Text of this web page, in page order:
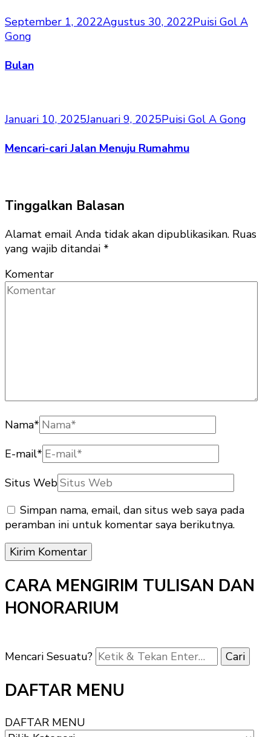
September 1, 2022Agustus 30, 2022Puisi Gol A
Gong
Bulan
Januari 10, 2025Januari 9, 2025Puisi Gol A Gong
Mencari-cari Jalan Menuju Rumahmu
Tinggalkan Balasan
Alamat email Anda tidak akan dipublikasikan. Ruas
yang wajib ditandai *
Komentar
Nama*
E-mail*
Situs Web
Simpan nama, email, dan situs web saya pada
peramban ini untuk komentar saya berikutnya.
CARA MENGIRIM TULISAN DAN
HONORARIUM
Mencari Sesuatu?
DAFTAR MENU
DAFTAR MENU